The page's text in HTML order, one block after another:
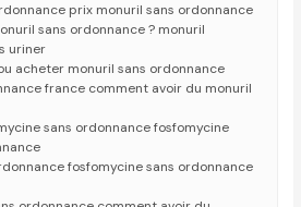
prix monuril sans ordonnance
sans ordonnance ? monuril
uriner
acheter monuril sans ordonnance
france comment avoir du monuril
sans ordonnance fosfomycine
fosfomycine sans ordonnance